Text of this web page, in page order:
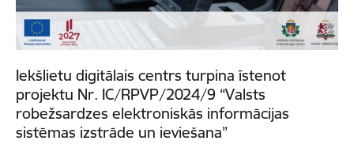
Iekšlietu digitālais centrs turpina īstenot
projektu Nr. IC/RPVP/2024/9 “Valsts
robežsardzes elektroniskās informācijas
sistēmas izstrāde un ieviešana”